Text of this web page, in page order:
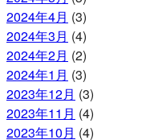
2024年4月 (3)
2024年3月 (4)
2024年2月 (2)
2024年1月 (3)
2023年12月 (3)
2023年11月 (4)
2023年10月 (4)